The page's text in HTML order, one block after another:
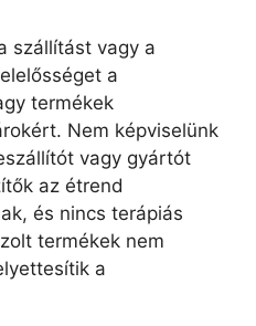
szállítást vagy a
a
termékek
Nem képviselünk
vagy gyártót
az étrend
és nincs terápiás
termékek nem
a